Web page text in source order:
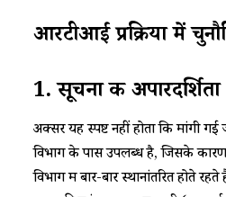
​​आरटीआई प्रक्रिया में
​​1. सूचना की अपारदर्शिता​
​​अक्सर यह स्पष्ट नहीं होता कि मांगी गई
विभाग के पास उपलब्ध है, जिसके
विभाग में बार-बार स्थानांतरित होते